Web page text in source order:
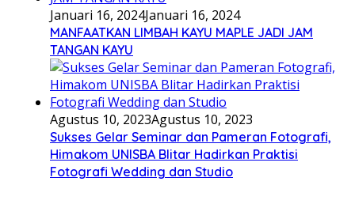
Januari 16, 2024Januari 16, 2024
MANFAATKAN LIMBAH KAYU MAPLE JADI JAM
TANGAN KAYU
Agustus 10, 2023Agustus 10, 2023
Sukses Gelar Seminar dan Pameran Fotografi,
Himakom UNISBA Blitar Hadirkan Praktisi
Fotografi Wedding dan Studio